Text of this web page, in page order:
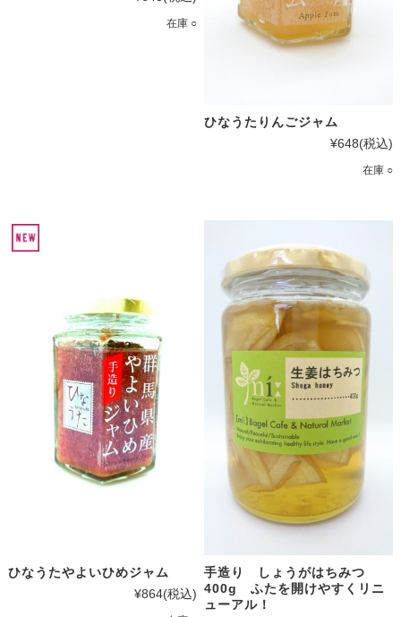
在庫 ○
ひなうたりんごジャム
¥648(税込)
在庫 ○
ひなうたやよいひめジャム
¥864(税込)
手造り しょうがはちみつ
400g ふたを開けやすくリニ
ューアル！